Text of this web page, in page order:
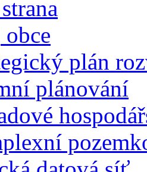
plán
plánování